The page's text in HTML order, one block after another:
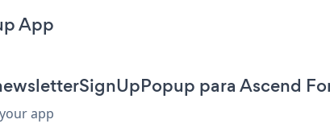
App
para Ascend
app